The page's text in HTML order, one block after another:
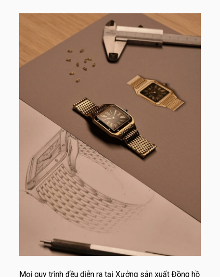
Mọi quy trình đều diễn ra tại Xưởng sản xuất Đồng hồ